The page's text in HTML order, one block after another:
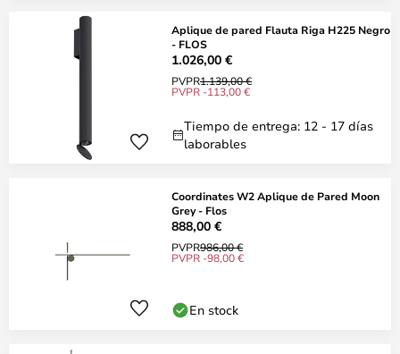
Aplique de pared Flauta Riga H225 Negro
- FLOS
1.026,00 €
PVPR1.139,00 €
PVPR -113,00 €
Tiempo de entrega: 12 - 17 días
laborables
Coordinates W2 Aplique de Pared Moon
Grey - Flos
888,00 €
PVPR986,00 €
PVPR -98,00 €
En stock